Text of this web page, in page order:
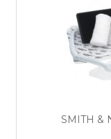
SMITH &